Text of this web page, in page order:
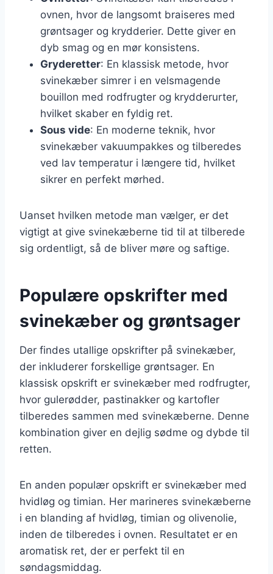
ovnen, hvor de langsomt braiseres med
grøntsager og krydderier. Dette giver en
dyb smag og en mør konsistens.
Gryderetter: En klassisk metode, hvor
svinekæber simrer i en velsmagende
bouillon med rodfrugter og krydderurter,
hvilket skaber en fyldig ret.
Sous vide: En moderne teknik, hvor
svinekæber vakuumpakkes og tilberedes
ved lav temperatur i længere tid, hvilket
sikrer en perfekt mørhed.
Uanset hvilken metode man vælger, er det
vigtigt at give svinekæberne tid til at tilberede
sig ordentligt, så de bliver møre og saftige.
Populære opskrifter med
svinekæber og grøntsager
Der findes utallige opskrifter på svinekæber,
der inkluderer forskellige grøntsager. En
klassisk opskrift er svinekæber med rodfrugter,
hvor gulerødder, pastinakker og kartofler
tilberedes sammen med svinekæberne. Denne
kombination giver en dejlig sødme og dybde til
retten.
En anden populær opskrift er svinekæber med
hvidløg og timian. Her marineres svinekæberne
i en blanding af hvidløg, timian og olivenolie,
inden de tilberedes i ovnen. Resultatet er en
aromatisk ret, der er perfekt til en
søndagsmiddag.